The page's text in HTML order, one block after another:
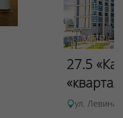
27.5
ул. Левина,